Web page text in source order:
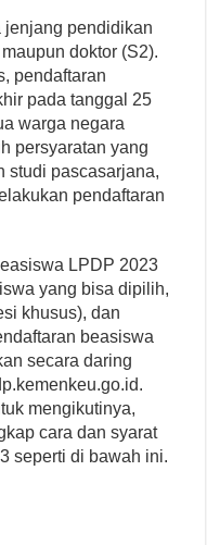
jenjang pendidikan
doktor (S2).
pendaftaran
pada tanggal 25
warga negara
persyaratan yang
studi pascasarjana,
pendaftaran
LPDP 2023
yang bisa dipilih,
khusus), dan
beasiswa
secara daring
mengikutinya,
cara dan syarat
seperti di bawah ini.